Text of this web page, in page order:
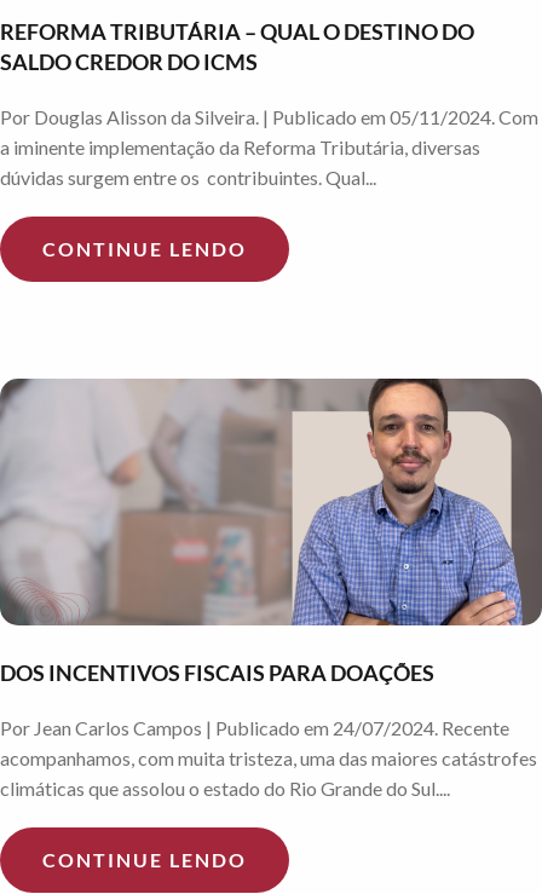
REFORMA TRIBUTÁRIA – QUAL O DESTINO DO
SALDO CREDOR DO ICMS
Por Douglas Alisson da Silveira. | Publicado em 05/11/2024. Com
a iminente implementação da Reforma Tributária, diversas
dúvidas surgem entre os contribuintes. Qual...
CONTINUE LENDO
DOS INCENTIVOS FISCAIS PARA DOAÇÕES
Por Jean Carlos Campos | Publicado em 24/07/2024. Recente
acompanhamos, com muita tristeza, uma das maiores catástrofes
climáticas que assolou o estado do Rio Grande do Sul....
CONTINUE LENDO